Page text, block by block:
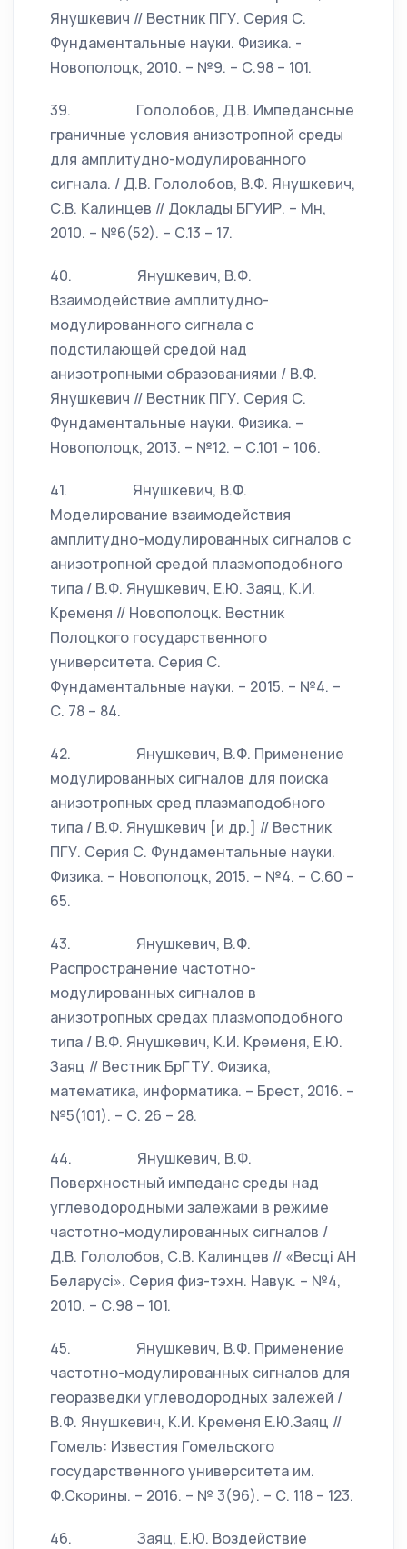
Янушкевич // Вестник ПГУ. Серия С.
Фундаментальные науки. Физика. -
Новополоцк, 2010. – №9. – С.98 – 101.
39. Гололобов, Д.В. Импедансные
граничные условия анизотропной среды
для амплитудно-модулированного
сигнала. / Д.В. Гололобов, В.Ф. Янушкевич,
С.В. Калинцев // Доклады БГУИР. – Мн,
2010. – №6(52). – С.13 – 17.
40. Янушкевич, В.Ф.
Взаимодействие амплитудно-
модулированного сигнала с
подстилающей средой над
анизотропными образованиями / В.Ф.
Янушкевич // Вестник ПГУ. Серия С.
Фундаментальные науки. Физика. –
Новополоцк, 2013. – №12. – С.101 – 106.
41. Янушкевич, В.Ф.
Моделирование взаимодействия
амплитудно-модулированных сигналов с
анизотропной средой плазмоподобного
типа / В.Ф. Янушкевич, Е.Ю. Заяц, К.И.
Кременя // Новополоцк. Вестник
Полоцкого государственного
университета. Серия С.
Фундаментальные науки. – 2015. – №4. –
С. 78 – 84.
42. Янушкевич, В.Ф. Применение
модулированных сигналов для поиска
анизотропных сред плазмаподобного
типа / В.Ф. Янушкевич [и др.] // Вестник
ПГУ. Серия С. Фундаментальные науки.
Физика. – Новополоцк, 2015. – №4. – С.60 –
65.
43. Янушкевич, В.Ф.
Распространение частотно-
модулированных сигналов в
анизотропных средах плазмоподобного
типа / В.Ф. Янушкевич, К.И. Кременя, Е.Ю.
Заяц // Вестник БрГТУ. Физика,
математика, информатика. – Брест, 2016. –
№5(101). – С. 26 – 28.
44. Янушкевич, В.Ф.
Поверхностный импеданс среды над
углеводородными залежами в режиме
частотно-модулированных сигналов /
Д.В. Гололобов, С.В. Калинцев // «Весцi АН
Беларусi». Серия физ-тэхн. Навук. – №4,
2010. – С.98 – 101.
45. Янушкевич, В.Ф. Применение
частотно-модулированных сигналов для
георазведки углеводородных залежей /
В.Ф. Янушкевич, К.И. Кременя Е.Ю.Заяц //
Гомель: Известия Гомельского
государственного университета им.
Ф.Скорины. – 2016. – № 3(96). – С. 118 – 123.
46. Заяц, Е.Ю. Воздействие